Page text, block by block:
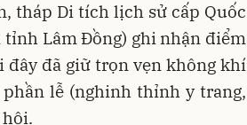
tháp Di tích lịch sử cấp Quốc
Lâm Đồng) ghi nhận điểm
đây đã giữ trọn vẹn không khí
lễ (nghinh thỉnh y trang,